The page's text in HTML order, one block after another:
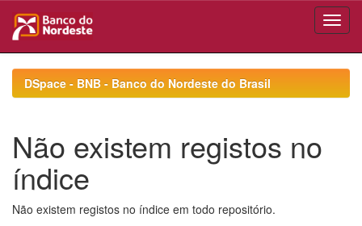
navigationDSpace - BNB - Banco do Nordeste do Brasil
Não existem registos no
índice
Não existem registos no índice em todo repositório.